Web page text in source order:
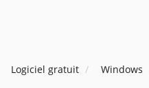
Logiciel gratuit Windows